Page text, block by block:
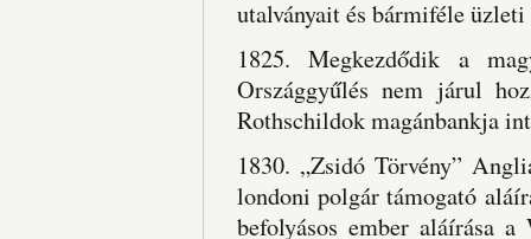
utalványait és bármiféle
1825. Megkezdődik a
Országgyűlés nem járul
Rothschildok magánbankja
1830. „Zsidó Törvény”
londoni polgár támogató
befolyásos ember aláírása